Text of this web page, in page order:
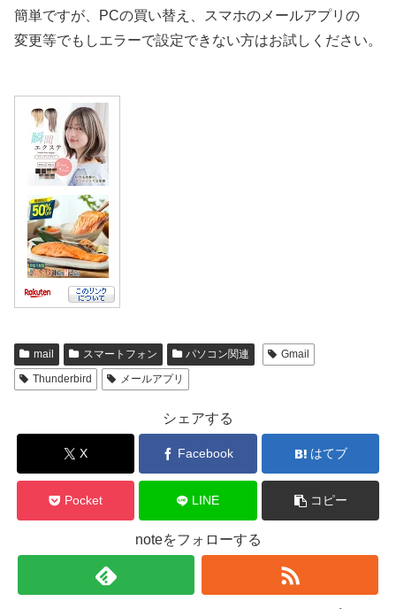
簡単ですが、PCの買い替え、スマホのメールアプリの
変更等でもしエラーで設定できない方はお試しください。
mail スマートフォン パソコン関連
Gmail
Thunderbird
メールアプリ
シェアする
X Facebook はてブ
Pocket LINE コピー
noteをフォローする